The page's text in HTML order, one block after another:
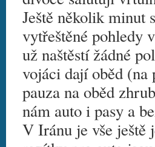
Ještě několik minut
vytřeštěné pohledy
už naštěstí žádné
vojáci dají oběd
pauza na oběd
nám auto i pasy a
V Iránu je vše ještě